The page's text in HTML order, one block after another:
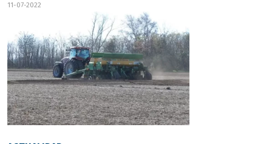
11-07-2022